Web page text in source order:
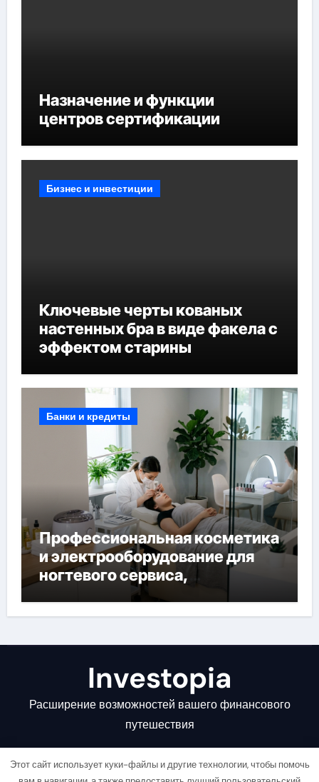
Назначение и функции
центров сертификации
Бизнес и инвестиции
Ключевые черты кованых
настенных бра в виде факела с
эффектом старины
Банки и кредиты
Профессиональная косметика
и электрооборудование для
ногтевого сервиса,
наращивания ресниц и
депиляции
Investopia
Расширение возможностей вашего финансового
путешествия
Этот сайт использует куки-файлы и другие технологии, чтобы помочь